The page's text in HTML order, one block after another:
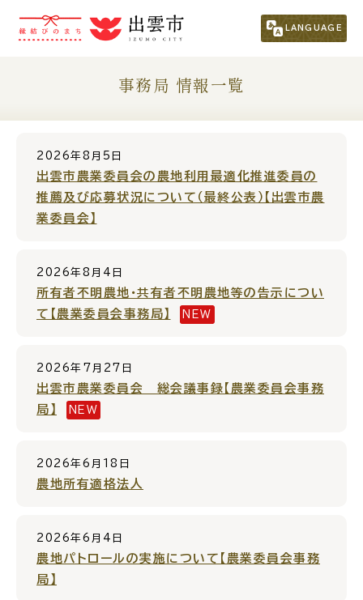
LANGUAGE
市民の方 （くらし・行政・議会）
観光される方
移住・定住をお考えの方
新着情報一覧
事務局 情報一覧
2026年8月5日
出雲市農業委員会の農地利用最適化推進委員の
推薦及び応募状況について（最終公表）【出雲市農
業委員会】
2026年8月4日
所有者不明農地・共有者不明農地等の告示につい
て【農業委員会事務局】
NEW
2026年7月27日
出雲市農業委員会 総会議事録【農業委員会事務
局】
NEW
2026年6月18日
農地所有適格法人
2026年6月4日
農地パトロールの実施について【農業委員会事務
局】